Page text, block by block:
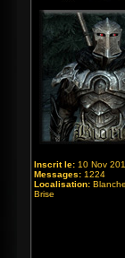
Inscrit le: 10 Nov
Messages: 1224
Localisation:
Brise